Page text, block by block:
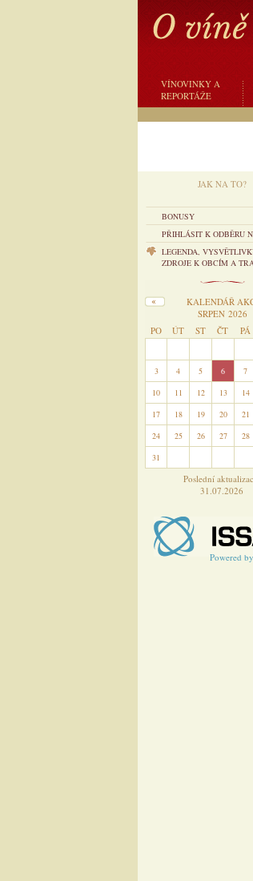
VÍNOVINKY A
REPORTÁŽE
JAK NA TO?
BONUSY
PŘIHLÁSIT K ODBĚRU
LEGENDA,
ZDROJE K OBCÍM A
KALENDÁŘ
SRPEN 2026
PO
ÚT ST ČT PÁ
3
4 5 6 7
10
11 12 13 14
17
18 19 20 21
24
25 26 27 28
31
Poslední
31.07.2026
Powered